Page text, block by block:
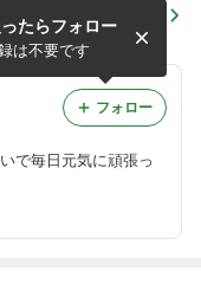
で毎日元気に頑張っ
たらフォロー
は不要です
フォロー